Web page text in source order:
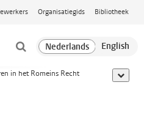
Organisatiegids Bibliotheek
in het Romeins Recht toon